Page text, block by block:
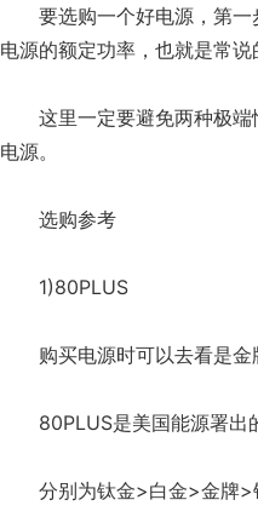
要选购一个好电源，第
电源的额定功率，也就是常说
这里一定要避免两种极
电源。
选购参考
1)80PLUS
购买电源时可以去看是金
80PLUS是美国能源署出
分别为钛金>白金>金牌>